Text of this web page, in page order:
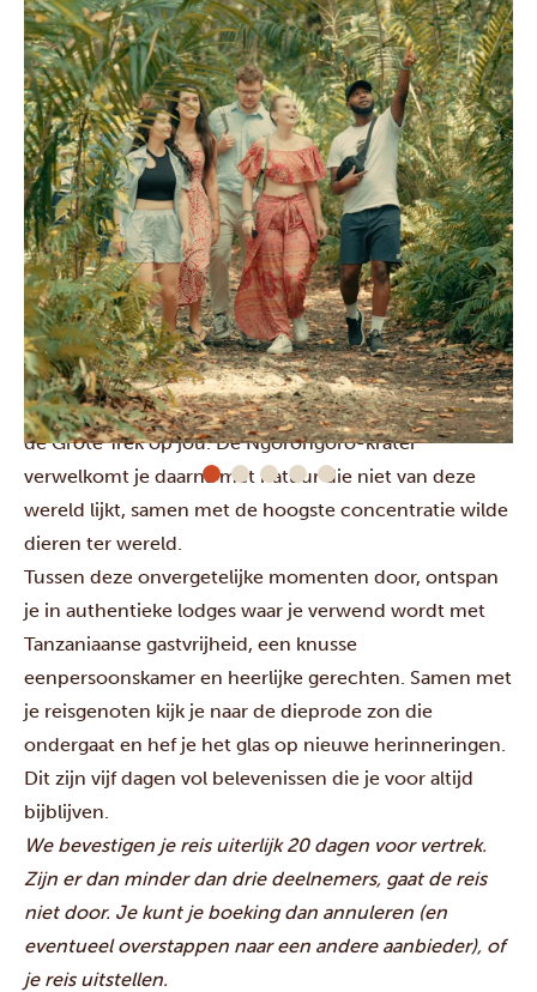
Na het ontmoeten van de grijze reuzen op ooghoogte
in het Tarangire National Park, reis je naar een ander
speciaal gebied: Serengeti. Hier wachten de Big Five an
de Grote Trek op jou. De Ngorongoro-krater
verwelkomt je daarna met natuur die niet van deze
wereld lijkt, samen met de hoogste concentratie wilde
dieren ter wereld.
Tussen deze onvergetelijke momenten door, ontspan
je in authentieke lodges waar je verwend wordt met
Tanzaniaanse gastvrijheid, een knusse
eenpersoonskamer en heerlijke gerechten. Samen met
je reisgenoten kijk je naar de dieprode zon die
ondergaat en hef je het glas op nieuwe herinneringen.
Dit zijn vijf dagen vol belevenissen die je voor altijd
bijblijven.
We bevestigen je reis uiterlijk 20 dagen voor vertrek.
Zijn er dan minder dan drie deelnemers, gaat de reis
niet door. Je kunt je boeking dan annuleren (en
eventueel overstappen naar een andere aanbieder), of
je reis uitstellen.